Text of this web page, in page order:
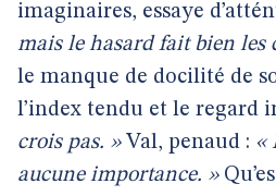
imaginaires, essaye
mais le hasard fait bien les
le manque de docilité de
l’index tendu et le regard
crois pas. »Val, penaud : «
aucune importance. »